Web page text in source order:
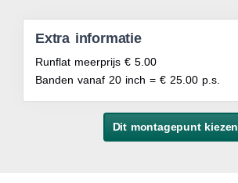
Extra informatie
Runflat meerprijs € 5.00
Banden vanaf 20 inch = € 25.00 p.s.
Dit montagepunt kiezen